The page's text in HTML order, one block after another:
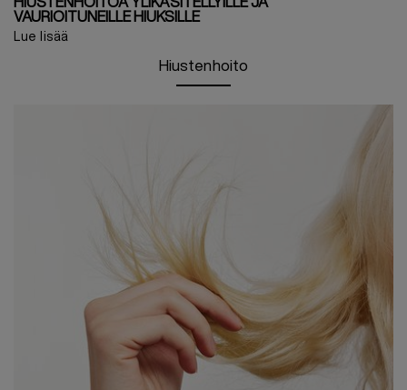
VAURIOITUNEILLE HIUKSILLE
Lue lisää
Hiustenhoito